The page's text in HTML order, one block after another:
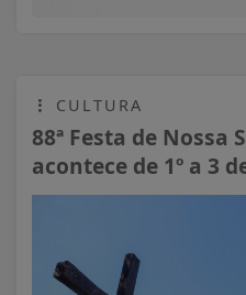
CULTURA
88ª Festa de Nossa
acontece de 1º a 3